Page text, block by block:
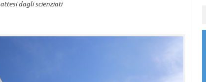
dagli scienziati